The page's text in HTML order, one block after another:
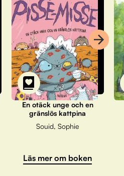
En otäck unge och en
gränslös kattpina
Souid, Sophie
Läs mer om boken